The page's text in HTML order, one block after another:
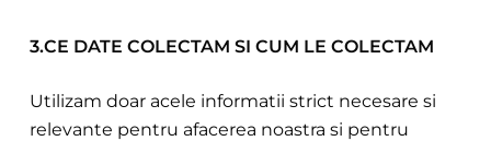
3.CE DATE COLECTAM SI CUM LE COLECTAM
Utilizam doar acele informatii strict necesare si
relevante pentru afacerea noastra si pentru